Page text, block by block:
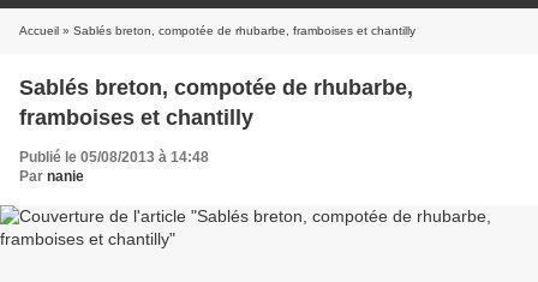
Accueil » Sablés breton, compotée de rhubarbe, framboises et chantilly
Sablés breton, compotée de rhubarbe,
framboises et chantilly
Publié le 05/08/2013 à 14:48
Par nanie